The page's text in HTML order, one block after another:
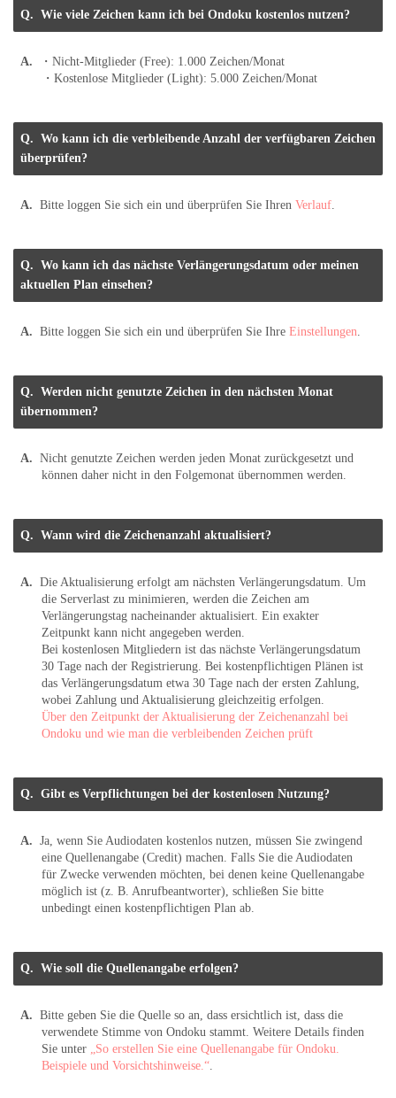
Wie viele Zeichen kann ich bei Ondoku kostenlos nutzen?
・Nicht-Mitglieder (Free): 1.000 Zeichen/Monat
・Kostenlose Mitglieder (Light): 5.000 Zeichen/Monat
Wo kann ich die verbleibende Anzahl der verfügbaren Zeichen
überprüfen?
Bitte loggen Sie sich ein und überprüfen Sie Ihren Verlauf.
Wo kann ich das nächste Verlängerungsdatum oder meinen
aktuellen Plan einsehen?
Bitte loggen Sie sich ein und überprüfen Sie Ihre Einstellungen.
Werden nicht genutzte Zeichen in den nächsten Monat
übernommen?
Nicht genutzte Zeichen werden jeden Monat zurückgesetzt und
können daher nicht in den Folgemonat übernommen werden.
Wann wird die Zeichenanzahl aktualisiert?
Die Aktualisierung erfolgt am nächsten Verlängerungsdatum. Um
die Serverlast zu minimieren, werden die Zeichen am
Verlängerungstag nacheinander aktualisiert. Ein exakter
Zeitpunkt kann nicht angegeben werden.
Bei kostenlosen Mitgliedern ist das nächste Verlängerungsdatum
30 Tage nach der Registrierung. Bei kostenpflichtigen Plänen ist
das Verlängerungsdatum etwa 30 Tage nach der ersten Zahlung,
wobei Zahlung und Aktualisierung gleichzeitig erfolgen.
Über den Zeitpunkt der Aktualisierung der Zeichenanzahl bei
Ondoku und wie man die verbleibenden Zeichen prüft
Gibt es Verpflichtungen bei der kostenlosen Nutzung?
Ja, wenn Sie Audiodaten kostenlos nutzen, müssen Sie zwingend
eine Quellenangabe (Credit) machen. Falls Sie die Audiodaten
für Zwecke verwenden möchten, bei denen keine Quellenangabe
möglich ist (z. B. Anrufbeantworter), schließen Sie bitte
unbedingt einen kostenpflichtigen Plan ab.
Wie soll die Quellenangabe erfolgen?
Bitte geben Sie die Quelle so an, dass ersichtlich ist, dass die
verwendete Stimme von Ondoku stammt. Weitere Details finden
Sie unter „So erstellen Sie eine Quellenangabe für Ondoku.
Beispiele und Vorsichtshinweise.“.